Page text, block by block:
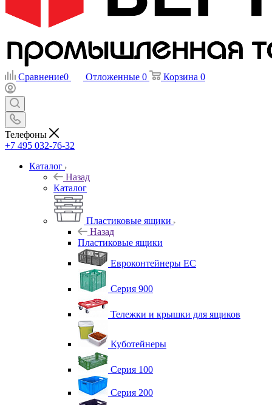
Сравнение0 Отложенные 0 Корзина 0
Телефоны
+7 495 032-76-32
Каталог
Назад
Каталог
Пластиковые ящики
Назад
Пластиковые ящики
Евроконтейнеры ЕС
Серия 900
Тележки и крышки для ящиков
Куботейнеры
Серия 100
Серия 200